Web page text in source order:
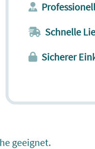
Schnelle
Sicherer
geeignet.